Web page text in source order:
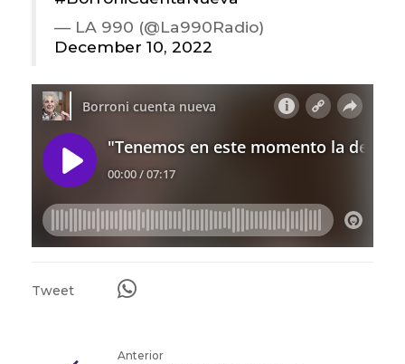
— LA 990 (@La990Radio)
December 10, 2022
Tweet
Anterior